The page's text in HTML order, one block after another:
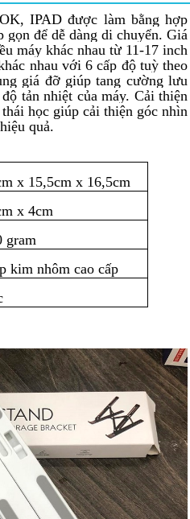
IPAD được làm bằng hợp
gọn để dễ dàng di chuyển. Giá
máy khác nhau từ 11-17 inch
nhau với 6 cấp độ tuỳ theo
giá đỡ giúp tang cường lưu
tản nhiệt của máy. Cải thiện
học giúp cải thiện góc nhìn
quả.
x 15,5cm x 16,5cm
x 4cm
gram
kim nhôm cao cấp